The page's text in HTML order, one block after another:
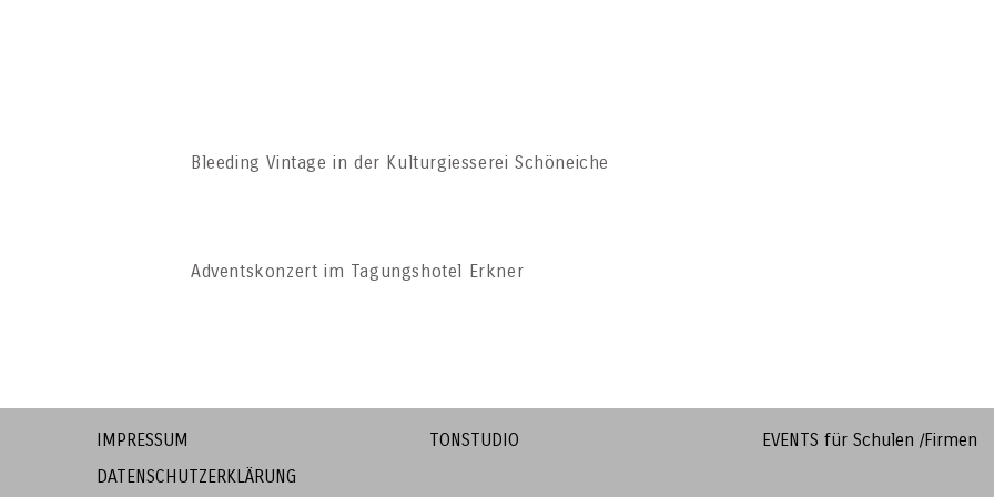
Bleeding Vintage in der Kulturgiesserei Schöneiche
Adventskonzert im Tagungshotel Erkner
IMPRESSUM
DATENSCHUTZERKLÄRUNG
TONSTUDIO EVENTS für Schulen /Firmen